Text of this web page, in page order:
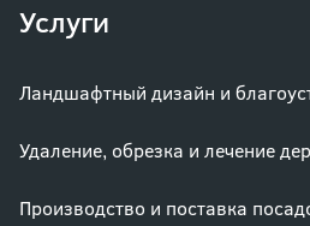
Услуги
Ландшафтный дизайн и
Удаление, обрезка и лечение
Производство и поставка